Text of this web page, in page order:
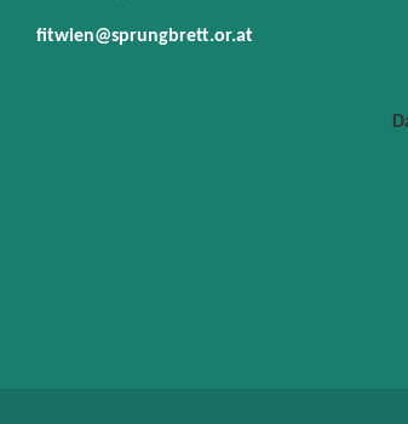
fitwien@sprungbrett.or.at